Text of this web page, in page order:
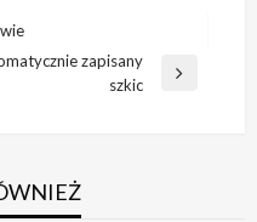
zapisany
szkic